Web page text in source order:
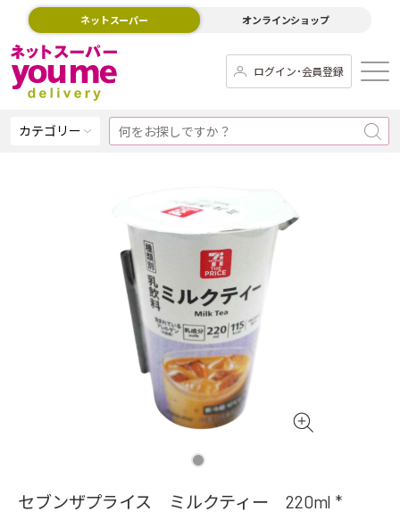
ネットスーパー オンラインショップ
ログイン･会員登録
カテゴリー
セブンザプライス ミルクティー 220ml *